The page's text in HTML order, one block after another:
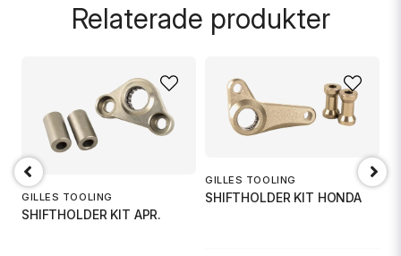
email
Mejladress
Relaterade produkter
GILLES TOOLING
SHIFTHOLDER KIT APR.
GILLES TOOLING
SHIFTHOLDER KIT HONDA